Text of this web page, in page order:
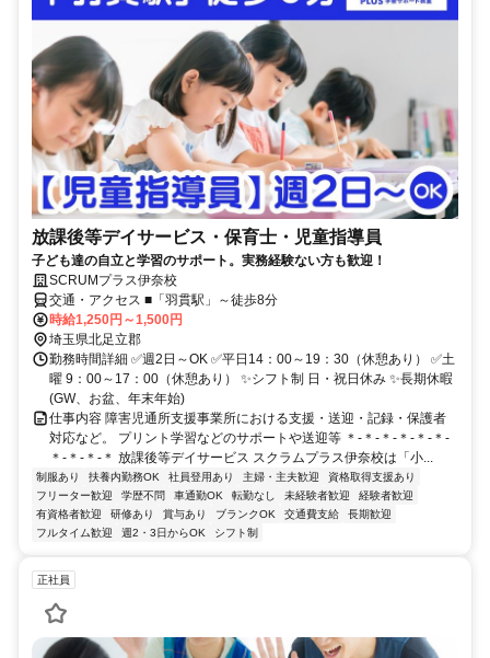
放課後等デイサービス・保育士・児童指導員
子ども達の自立と学習のサポート。実務経験ない方も歓迎！
SCRUMプラス伊奈校
交通・アクセス ■「羽貫駅」～徒歩8分
時給1,250円～1,500円
埼玉県北足立郡
勤務時間詳細 ✅週2日～OK ✅平日14：00～19：30（休憩あり） ✅土
曜 9：00～17：00（休憩あり） ✨シフト制 日・祝日休み ✨長期休暇
(GW、お盆、年末年始)
仕事内容 障害児通所支援事業所における支援・送迎・記録・保護者
対応など。 プリント学習などのサポートや送迎等 ＊-＊-＊-＊-＊-＊-
＊-＊-＊-＊ 放課後等デイサービス スクラムプラス伊奈校は「小...
制服あり 扶養内勤務OK 社員登用あり 主婦・主夫歓迎
資格取得支援あり
フリーター歓迎
学歴不問 車通勤OK 転勤なし 未経験者歓迎
経験者歓迎
有資格者歓迎
研修あり 賞与あり ブランクOK 交通費支給
長期歓迎
フルタイム歓迎
週2・3日からOK シフト制
正社員